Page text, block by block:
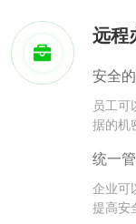
远程
安全
员工可
据的机
统一
企业可
提高安